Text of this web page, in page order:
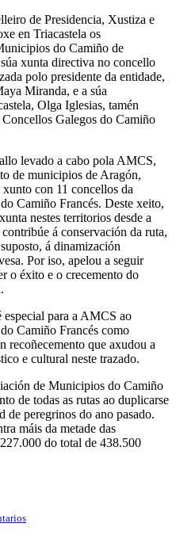
de Presidencia, Xustiza e
en Triacastela os
do Camiño de
xunta directiva no concello
polo presidente da entidade,
Miranda, e a súa
Olga Iglesias, tamén
Galegos do Camiño
levado a cabo pola AMCS,
de municipios de Aragón,
con 11 concellos da
Camiño Francés. Deste xeito,
nestes territorios desde a
á conservación da ruta,
á dinamización
Por iso, apelou a seguir
o éxito e o crecemento do
especial para a AMCS ao
Camiño Francés como
recoñecemento que axudou a
e cultural neste trazado.
de Municipios do Camiño
de todas as rutas ao duplicarse
de peregrinos do ano pasado.
máis da metade das
do total de 438.500